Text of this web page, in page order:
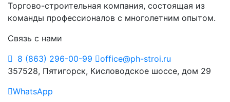
Торгово-строительная компания, состоящая из
команды профессионалов с многолетним опытом.
Связь с нами
8 (863) 296-00-99
office@ph-stroi.ru
357528, Пятигорск, Кисловодское шоссе, дом 29
WhatsApp